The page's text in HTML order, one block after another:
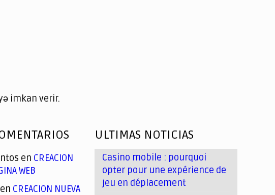
imkan verir.
en CREACION
WEB
en CREACION NUEVA
ULTIMAS NOTICIAS
Casino mobile : pourquoi
opter pour une expérience de
jeu en déplacement